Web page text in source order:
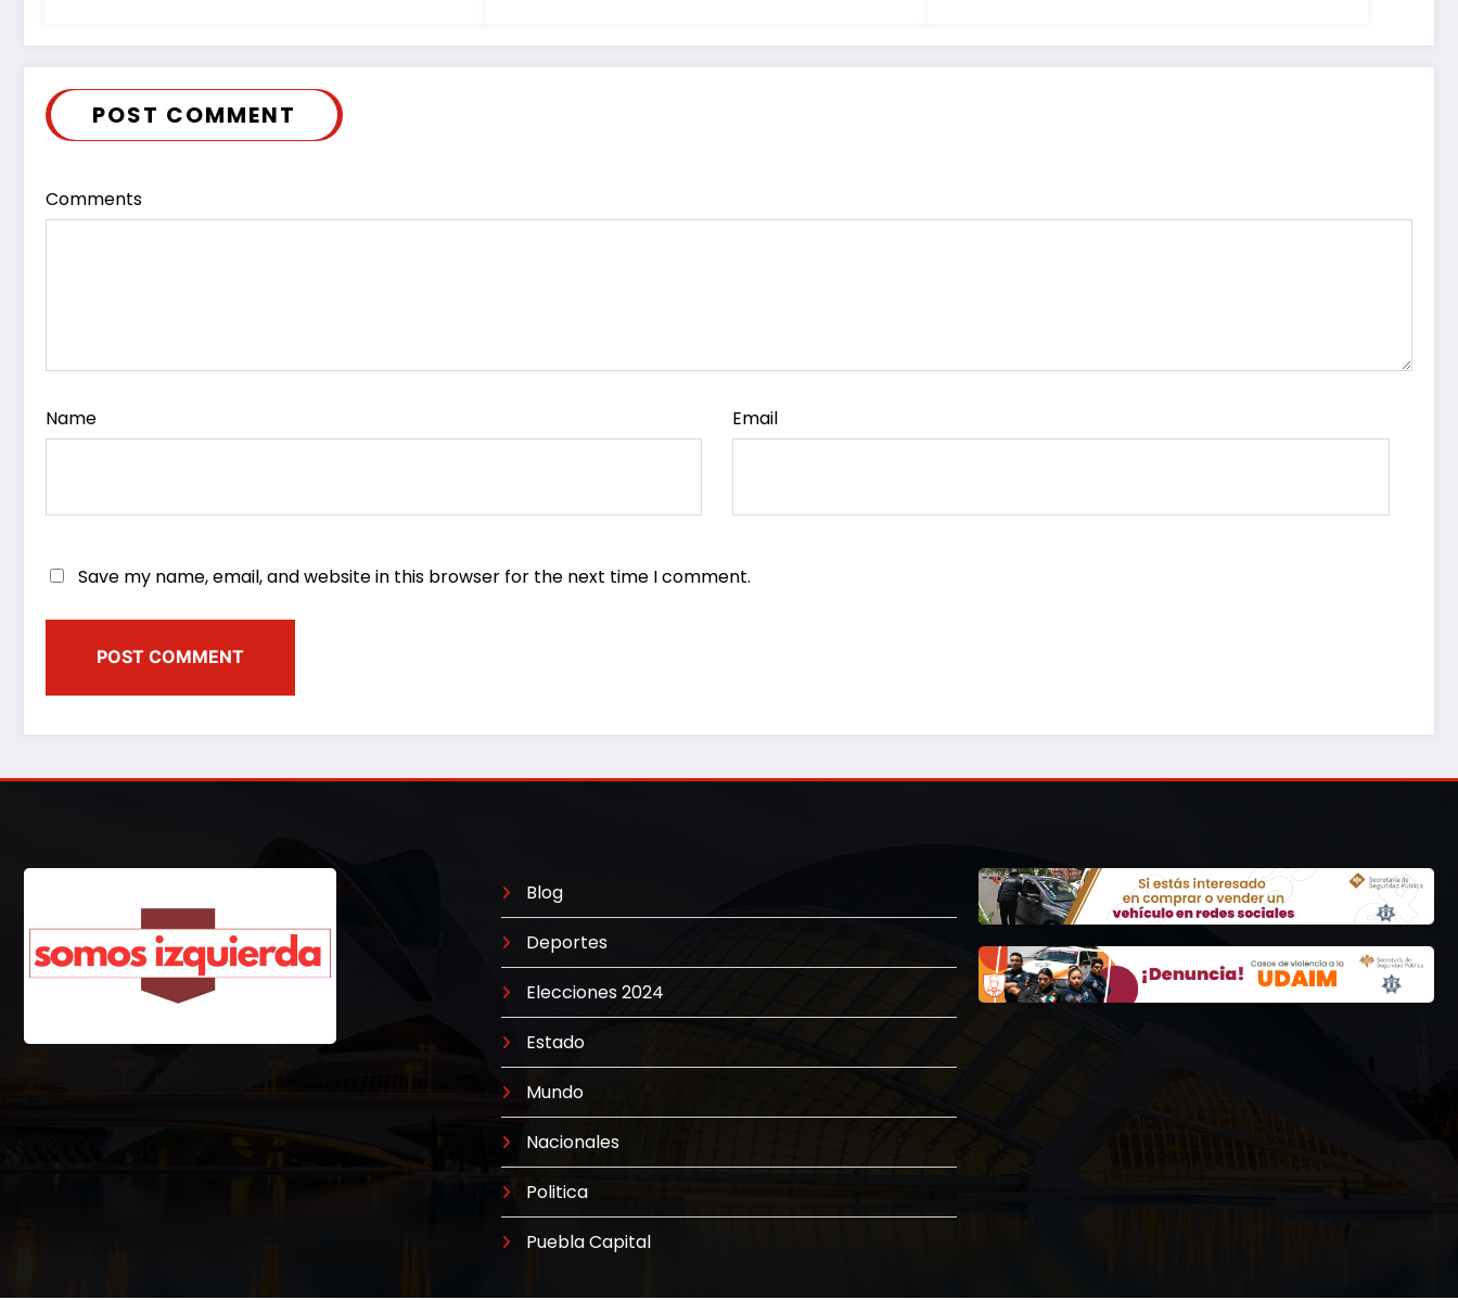
POST COMMENT
Comments
Name Email
Save my name, email, and website in this browser for the next time I comment.
Blog
Deportes
Elecciones 2024
Estado
Mundo
Nacionales
Politica
Puebla Capital